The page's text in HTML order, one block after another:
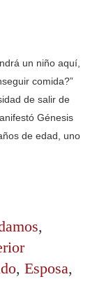
un niño aquí,
comida?”
de salir de
Génesis
de edad, uno
,
, Esposa,